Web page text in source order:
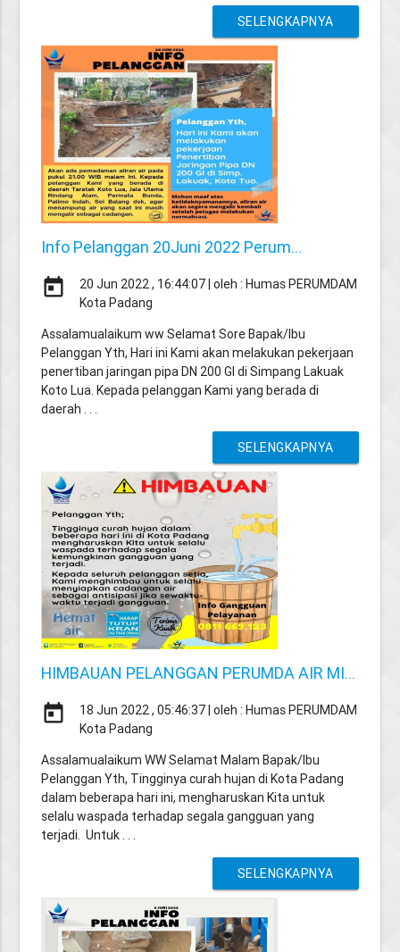
SELENGKAPNYA
Info Pelanggan 20Juni 2022 Perum...
today
20 Jun 2022 , 16:44:07 | oleh : Humas PERUMDAM
Kota Padang
Assalamualaikum ww Selamat Sore Bapak/Ibu
Pelanggan Yth, Hari ini Kami akan melakukan pekerjaan
penertiban jaringan pipa DN 200 GI di Simpang Lakuak
Koto Lua. Kepada pelanggan Kami yang berada di
daerah . . .
SELENGKAPNYA
HIMBAUAN PELANGGAN PERUMDA AIR MI...
today
18 Jun 2022 , 05:46:37 | oleh : Humas PERUMDAM
Kota Padang
Assalamualaikum WW Selamat Malam Bapak/Ibu
Pelanggan Yth, Tingginya curah hujan di Kota Padang
dalam beberapa hari ini, mengharuskan Kita untuk
selalu waspada terhadap segala gangguan yang
terjadi. Untuk . . .
SELENGKAPNYA